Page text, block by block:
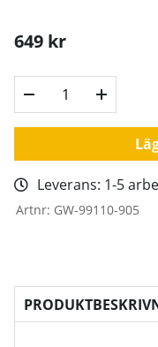
649 kr
Leverans: 1-5
Artnr: GW-99110-905